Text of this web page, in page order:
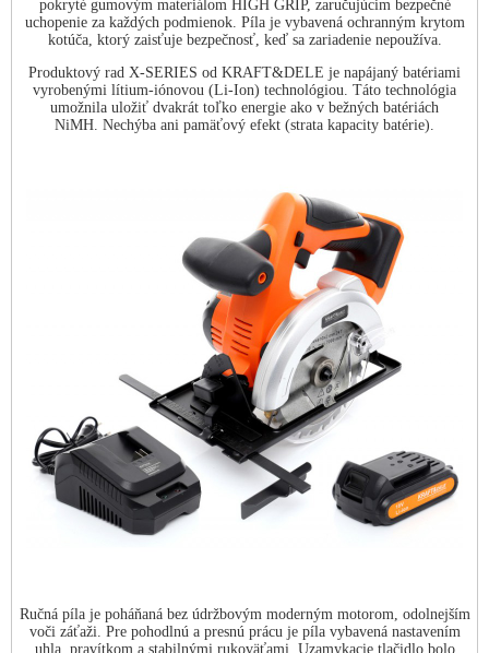
pokryté gumovým materiálom HIGH GRIP, zaručujúcim bezpečné
uchopenie za každých podmienok. Píla je vybavená ochranným krytom
kotúča, ktorý zaisťuje bezpečnosť, keď sa zariadenie nepoužíva.
Produktový rad X-SERIES od KRAFT&DELE je napájaný batériami
vyrobenými lítium-iónovou (Li-Ion) technológiou. Táto technológia
umožnila uložiť dvakrát toľko energie ako v bežných batériách
NiMH. Nechýba ani pamäťový efekt (strata kapacity batérie).
Ručná píla je poháňaná bez údržbovým moderným motorom, odolnejším
voči záťaži. Pre pohodlnú a presnú prácu je píla vybavená nastavením
uhla, pravítkom a stabilnými rukoväťami. Uzamykacie tlačidlo bolo